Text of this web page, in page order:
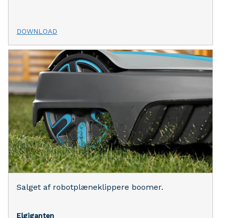
DOWNLOAD
Salget af robotplæneklippere boomer.
Elgiganten